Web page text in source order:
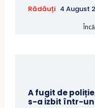
Rădăuți 4 August
A fugit de
s-a izbit într-un